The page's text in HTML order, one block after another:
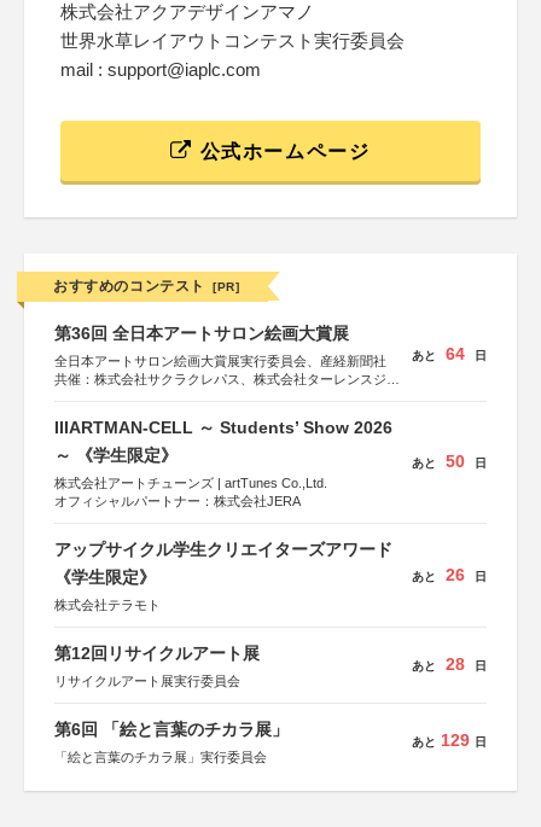
株式会社アクアデザインアマノ
世界水草レイアウトコンテスト実行委員会
mail : support@iaplc.com
公式ホームページ
おすすめのコンテスト [PR]
第36回 全日本アートサロン絵画大賞展
全日本アートサロン絵画大賞展実行委員会、産経新聞社
共催：株式会社サクラクレパス、株式会社ターレンスジャ
あと 64 日
IIIARTMAN-CELL ～ Students’ Show 2026
～ 《学生限定》
株式会社アートチューンズ | artTunes Co.,Ltd.
オフィシャルパートナー：株式会社JERA
あと 50 日
アップサイクル学生クリエイターズアワード
《学生限定》
株式会社テラモト
あと 26 日
第12回リサイクルアート展
リサイクルアート展実行委員会
あと 28 日
第6回 「絵と言葉のチカラ展」
「絵と言葉のチカラ展」実行委員会
あと 129 日